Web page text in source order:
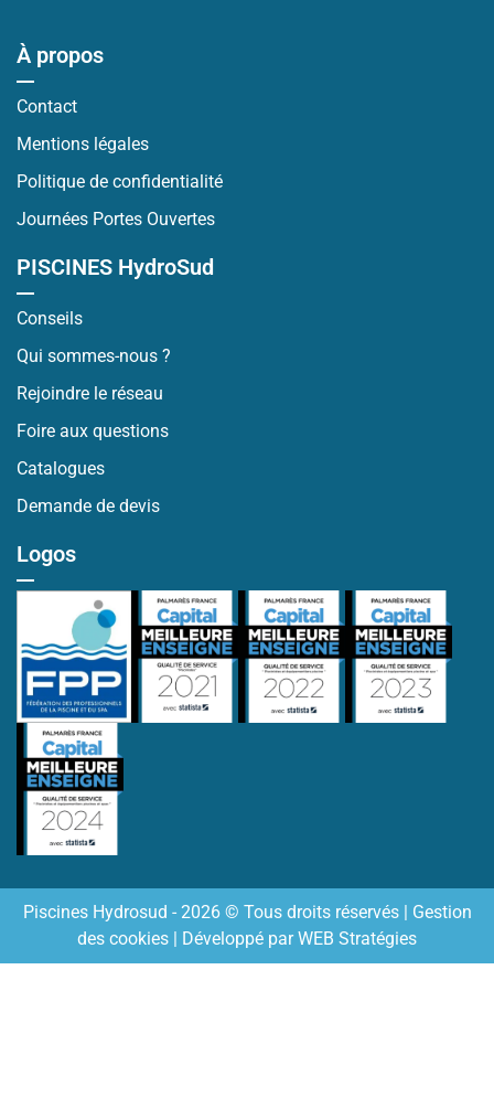
À propos
Contact
Mentions légales
Politique de confidentialité
Journées Portes Ouvertes
PISCINES HydroSud
Conseils
Qui sommes-nous ?
Rejoindre le réseau
Foire aux questions
Catalogues
Demande de devis
Logos
Piscines Hydrosud - 2026 © Tous droits réservés | Gestion
des cookies | Développé parWEB Stratégies